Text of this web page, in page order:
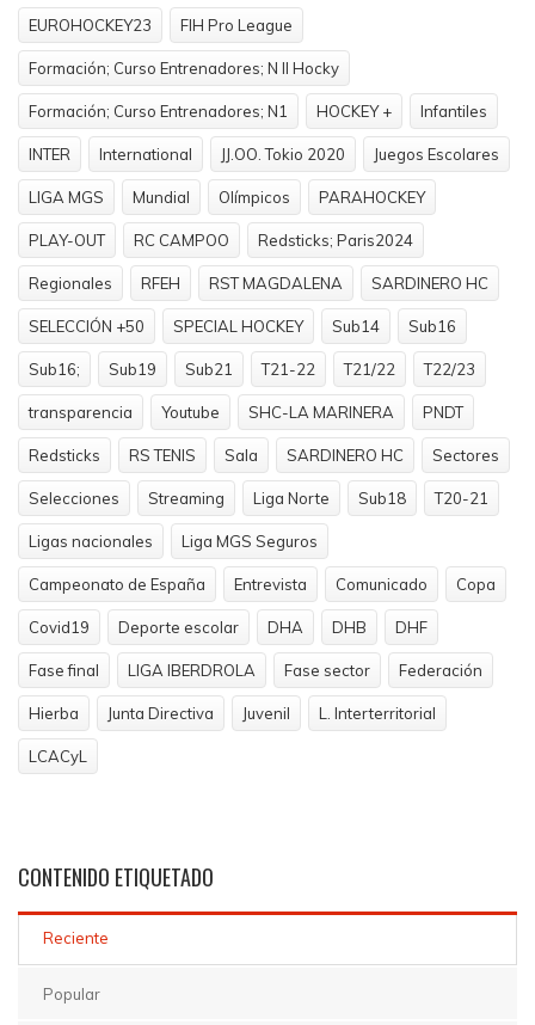
EUROHOCKEY23 FIH Pro League
Formación; Curso Entrenadores; N II Hocky
Formación; Curso Entrenadores; N1 HOCKEY + Infantiles
INTER International JJ.OO. Tokio 2020 Juegos Escolares
LIGA MGS Mundial Olímpicos PARAHOCKEY
PLAY-OUT RC CAMPOO Redsticks; Paris2024
Regionales RFEH RST MAGDALENA SARDINERO HC
SELECCIÓN +50 SPECIAL HOCKEY Sub14 Sub16
Sub16; Sub19 Sub21 T21-22 T21/22 T22/23
transparencia Youtube SHC-LA MARINERA PNDT
Redsticks RS TENIS Sala SARDINERO HC Sectores
Selecciones Streaming Liga Norte Sub18 T20-21
Ligas nacionales Liga MGS Seguros
Campeonato de España Entrevista Comunicado Copa
Covid19 Deporte escolar DHA DHB DHF
Fase final LIGA IBERDROLA Fase sector Federación
Hierba Junta Directiva Juvenil L. Interterritorial
LCACyL
CONTENIDO ETIQUETADO
Reciente
Popular